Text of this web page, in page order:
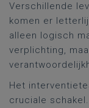
Verschillende
komen er
alleen logisch
verplichting,
Het
cruciale